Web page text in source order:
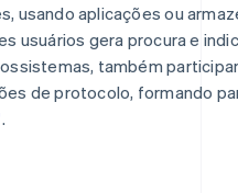
usando aplicações ou
usuários gera procura e
também
de protocolo, formando
.